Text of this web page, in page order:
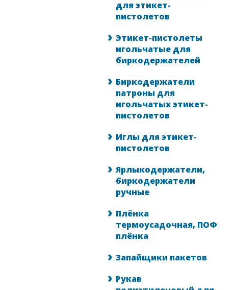
для этикет-
пистолетов
Этикет-пистолеты
игольчатые для
биркодержателей
Биркодержатели
патроны для
игольчатых этикет-
пистолетов
Иглы для этикет-
пистолетов
Ярлыкодержатели,
биркодержатели
ручные
Плёнка
термоусадочная, ПОФ
плёнка
Запайщики пакетов
Рукав